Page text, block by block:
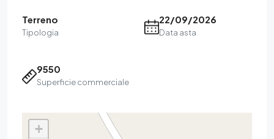
Terreno
Tipologia
22/09/2026
Data asta
9550
Superficie commerciale
+